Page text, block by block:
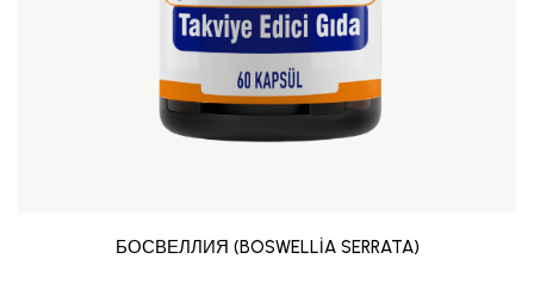
БОСВЕЛЛИЯ (BOSWELLİA SERRATA)